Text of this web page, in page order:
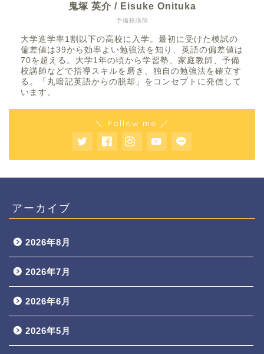
予備校講師
鬼塚 英介 / Eisuke Onituka
大学進学率1割以下の高校に入学。最初に受けた模試の
偏差値は39から効率よい勉強法を知り、英語の偏差値は
70を超える。大学1年の頃から学習塾、家庭教師、予備
校講師などで指導スキルを磨き、独自の勉強法を確立す
る。「丸暗記英語からの脱却」をコンセプトに発信して
います。
＼ Follow me ／
アーカイブ
2026年8月
2026年7月
2026年6月
2026年5月